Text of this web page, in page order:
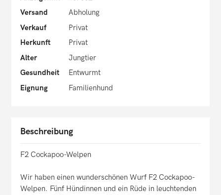
Versand
Abholung
Verkauf
Privat
Herkunft
Privat
Alter
Jungtier
Gesundheit
Entwurmt
Eignung
Familienhund
Beschreibung
F2 Cockapoo-Welpen
Wir haben einen wunderschönen Wurf F2 Cockapoo-
Welpen. Fünf Hündinnen und ein Rüde in leuchtenden